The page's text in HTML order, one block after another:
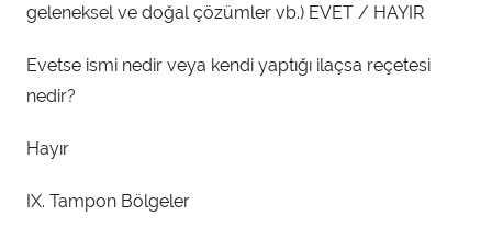
geleneksel ve doğal çözümler vb.) EVET / HAYIR
Evetse ismi nedir veya kendi yaptığı ilaçsa reçetesi
nedir?
Hayır
IX. Tampon Bölgeler